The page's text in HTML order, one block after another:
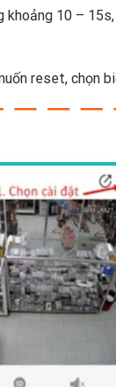
10 –
reset, chọn